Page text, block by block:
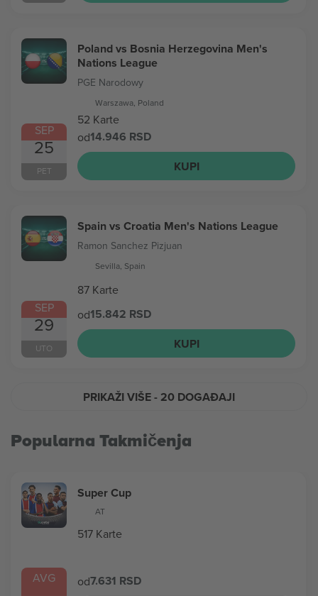
SEP
25
PET
Poland vs Bosnia Herzegovina Men's
Nations League
PGE Narodowy
Warszawa, Poland
52 Karte
od14.946 RSD
KUPI
SEP
29
UTO
Spain vs Croatia Men's Nations League
Ramon Sanchez Pizjuan
Sevilla, Spain
87 Karte
od15.842 RSD
KUPI
PRIKAŽI VIŠE- 20 DOGAĐAJI
Popularna Takmičenja
AVG
Super Cup
AT
517 Karte
od7.631 RSD